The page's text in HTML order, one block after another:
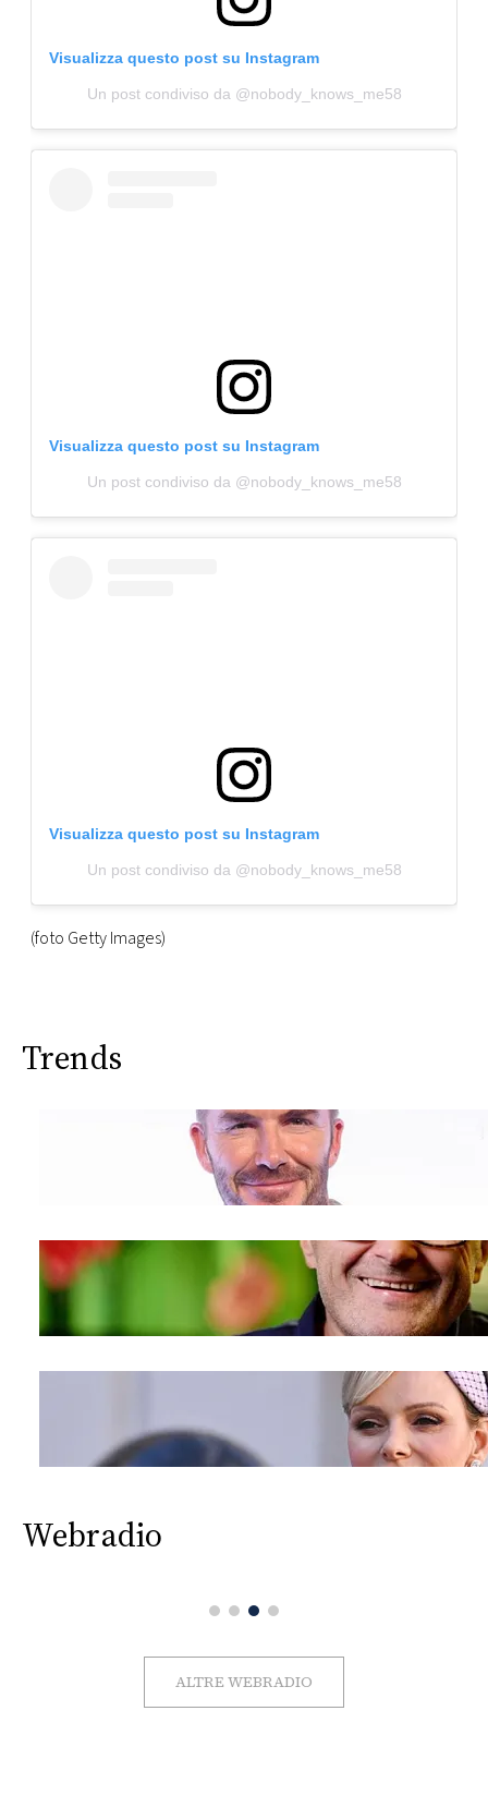
Visualizza questo post su Instagram
Un post condiviso da @nobody_knows_me58
Visualizza questo post su Instagram
Un post condiviso da @nobody_knows_me58
Visualizza questo post su Instagram
Un post condiviso da @nobody_knows_me58
(foto Getty Images)
Trends
Webradio
ALTRE WEBRADIO